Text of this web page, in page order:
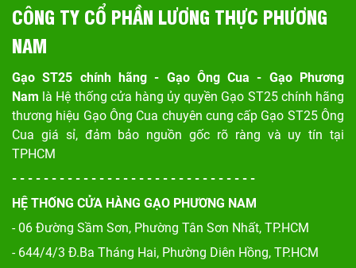
CÔNG TY CỔ PHẦN LƯƠNG THỰC PHƯƠNG
NAM
Gạo ST25 chính hãng - Gạo Ông Cua - Gạo Phương
Nam là Hệ thống cửa hàng ủy quyền Gạo ST25 chính hãng
thương hiệu Gạo Ông Cua chuyên cung cấp Gạo ST25 Ông
Cua giá sỉ, đảm bảo nguồn gốc rõ ràng và uy tín tại
TPHCM
- - - - - - - - - - - - - - - - - - - - - - - - - - - - - - -
HỆ THỐNG CỬA HÀNG GẠO PHƯƠNG NAM
- 06 Đường Sầm Sơn, Phường Tân Sơn Nhất, TP.HCM
- 644/4/3 Đ.Ba Tháng Hai, Phường Diên Hồng, TP.HCM